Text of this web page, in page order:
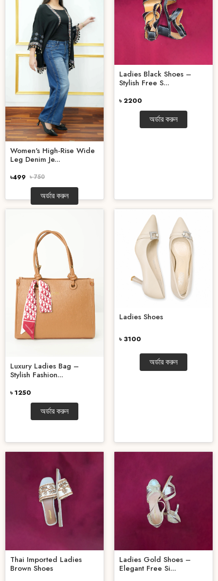
Women's High-Rise Wide
Leg Denim Je...
৳499 ৳ 750
অর্ডার করুন
Ladies Black Shoes –
Stylish Free S...
৳ 2200
অর্ডার করুন
Luxury Ladies Bag –
Stylish Fashion...
৳ 1250
অর্ডার করুন
Ladies Shoes
৳ 3100
অর্ডার করুন
Thai Imported Ladies
Brown Shoes
Ladies Gold Shoes –
Elegant Free Si...